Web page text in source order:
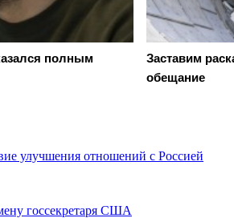
полным
Заставим
обещание
улучшения отношений с Россией
госсекретаря США